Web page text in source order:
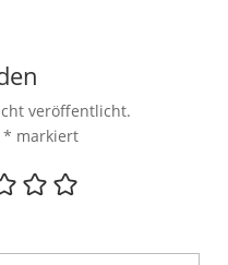
veröffentlicht.
* markiert